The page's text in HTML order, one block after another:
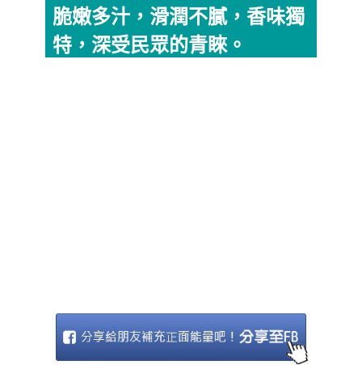
脆嫩多汁，滑潤不膩，香味獨
特，深受民眾的青睞。